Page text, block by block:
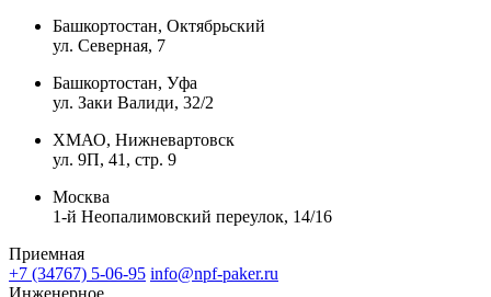
Башкортостан, Октябрьский
ул. Северная, 7
Башкортостан, Уфа
ул. Заки Валиди, 32/2
ХМАО, Нижневартовск
ул. 9П, 41, стр. 9
Москва
1-й Неопалимовский переулок, 14/16
Приемная
+7 (34767) 5-06-95 info@npf-paker.ru